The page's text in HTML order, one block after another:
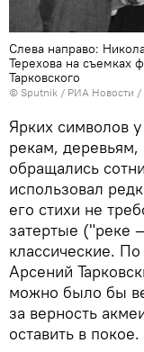
Слева направо:
Терехова на съемках
Тарковского
© Sputnik / РИА Новости /
Ярких символов
рекам, деревьям,
обращались
использовал
его стихи не
затертые ("реке
классические.
Арсений
можно было бы
за верность
оставить в покое.